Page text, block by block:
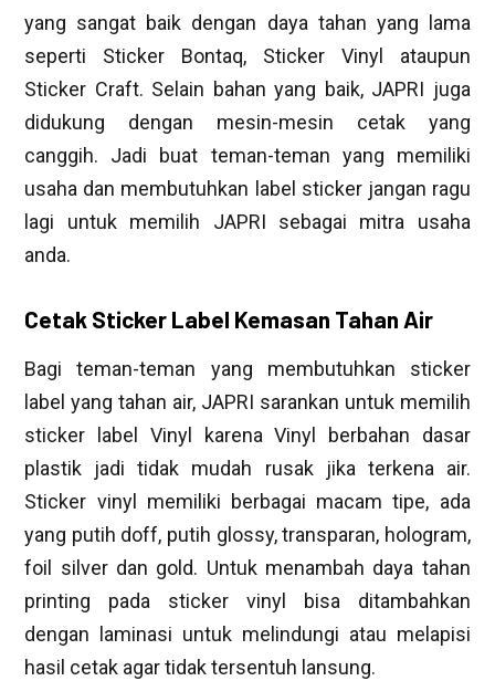
yang sangat baik dengan daya tahan yang lama
seperti Sticker Bontaq, Sticker Vinyl ataupun
Sticker Craft. Selain bahan yang baik, JAPRI juga
didukung dengan mesin-mesin cetak yang
canggih. Jadi buat teman-teman yang memiliki
usaha dan membutuhkan label sticker jangan ragu
lagi untuk memilih JAPRI sebagai mitra usaha
anda.
Cetak Sticker Label Kemasan Tahan Air
Bagi teman-teman yang membutuhkan sticker
label yang tahan air, JAPRI sarankan untuk memilih
sticker label Vinyl karena Vinyl berbahan dasar
plastik jadi tidak mudah rusak jika terkena air.
Sticker vinyl memiliki berbagai macam tipe, ada
yang putih doff, putih glossy, transparan, hologram,
foil silver dan gold. Untuk menambah daya tahan
printing pada sticker vinyl bisa ditambahkan
dengan laminasi untuk melindungi atau melapisi
hasil cetak agar tidak tersentuh lansung.